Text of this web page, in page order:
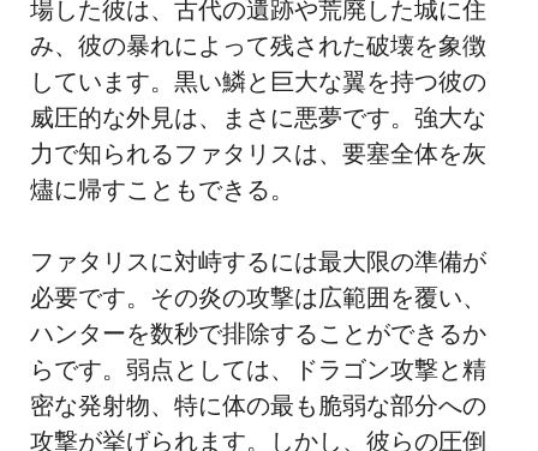
場した彼は、古代の遺跡や荒廃した城に住
み、彼の暴れによって残された破壊を象徴
しています。黒い鱗と巨大な翼を持つ彼の
威圧的な外見は、まさに悪夢です。強大な
力で知られるファタリスは、要塞全体を灰
燼に帰すこともできる。
ファタリスに対峙するには最大限の準備が
必要です。その炎の攻撃は広範囲を覆い、
ハンターを数秒で排除することができるか
らです。弱点としては、ドラゴン攻撃と精
密な発射物、特に体の最も脆弱な部分への
攻撃が挙げられます。しかし、彼らの圧倒